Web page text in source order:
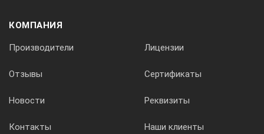
КОМПАНИЯ
Производители Лицензии
Отзывы Сертификаты
Новости Реквизиты
Контакты Наши клиенты